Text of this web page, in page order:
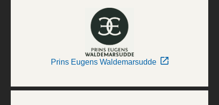
Prins Eugens Waldemarsudde